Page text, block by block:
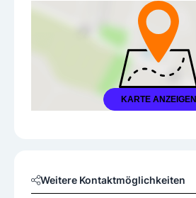
KARTE ANZEIGEN
Weitere Kontaktmöglichkeiten